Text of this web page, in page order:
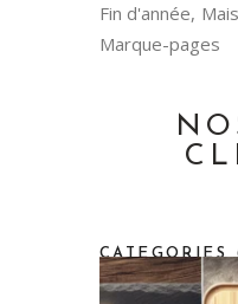
Fin d'année
Marque-pages
CATEGORIES